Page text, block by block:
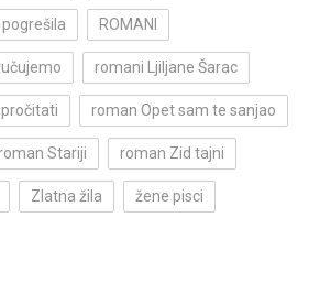
ROMANI
romani Ljiljane Šarac
roman Opet sam te sanjao
Stariji roman Zid tajni
Zlatna žila žene pisci